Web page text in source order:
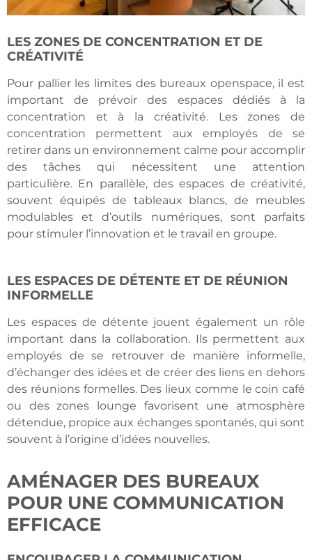
LES ZONES DE CONCENTRATION ET DE
CRÉATIVITÉ
Pour pallier les limites des bureaux openspace, il est
important de prévoir des espaces dédiés à la
concentration et à la créativité. Les zones de
concentration permettent aux employés de se
retirer dans un environnement calme pour accomplir
des tâches qui nécessitent une attention
particulière. En parallèle, des espaces de créativité,
souvent équipés de tableaux blancs, de meubles
modulables et d’outils numériques, sont parfaits
pour stimuler l’innovation et le travail en groupe.
LES ESPACES DE DÉTENTE ET DE RÉUNION
INFORMELLE
Les espaces de détente jouent également un rôle
important dans la collaboration. Ils permettent aux
employés de se retrouver de manière informelle,
d’échanger des idées et de créer des liens en dehors
des réunions formelles. Des lieux comme le coin café
ou des zones lounge favorisent une atmosphère
détendue, propice aux échanges spontanés, qui sont
souvent à l’origine d’idées nouvelles.
AMÉNAGER DES BUREAUX
POUR UNE COMMUNICATION
EFFICACE